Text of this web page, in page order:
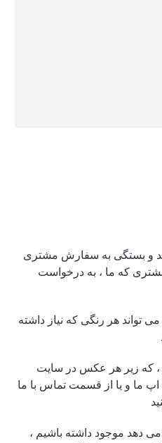
و بستگی به سفارش مشتری
که ما ، به درخواست
هر رنگی که نیاز داشته
، که زیر هر عکس در سایت
ما و یا از قسمت تماس با ما
دهد موجود داشته باشیم ،